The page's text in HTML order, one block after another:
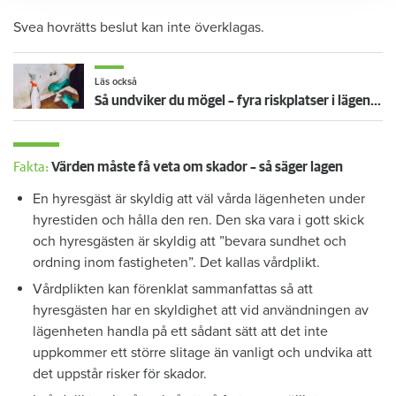
Svea hovrätts beslut kan inte överklagas.
Läs också
Så undviker du mögel – fyra riskplatser i lägenheten: ”Måste städa bort”
Fakta: Värden måste få veta om skador – så säger lagen
En hyresgäst är skyldig att väl vårda lägenheten under
hyrestiden och hålla den ren. Den ska vara i gott skick
och hyresgästen är skyldig att ”bevara sundhet och
ordning inom fastigheten”. Det kallas vårdplikt.
Vårdplikten kan förenklat sammanfattas så att
hyresgästen har en skyldighet att vid användningen av
lägenheten handla på ett sådant sätt att det inte
uppkommer ett större slitage än vanligt och undvika att
det uppstår risker för skador.